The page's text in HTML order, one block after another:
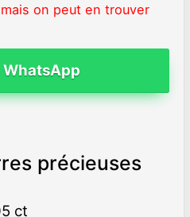
on peut en trouver
WhatsApp
précieuses
ct